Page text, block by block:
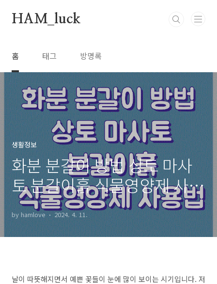
HAM_luck
홈 태그 방명록
생활정보
화분 분갈이 방법 상토 마사
토 분갈이흙 식물영양제 사용
법
by hamlove 2024. 4. 11.
날이 따뜻해지면서 예쁜 꽃들이 눈에 많이 보이는 시기입니다. 저